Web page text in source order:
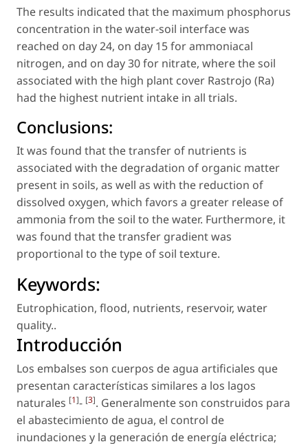
The results indicated that the maximum phosphorus
concentration in the water-soil interface was
reached on day 24, on day 15 for ammoniacal
nitrogen, and on day 30 for nitrate, where the soil
associated with the high plant cover Rastrojo (Ra)
had the highest nutrient intake in all trials.
Conclusions:
It was found that the transfer of nutrients is
associated with the degradation of organic matter
present in soils, as well as with the reduction of
dissolved oxygen, which favors a greater release of
ammonia from the soil to the water. Furthermore, it
was found that the transfer gradient was
proportional to the type of soil texture.
Keywords:
Eutrophication, flood, nutrients, reservoir, water
quality..
Introducción
Los embalses son cuerpos de agua artificiales que
presentan características similares a los lagos
naturales [1]- [3]. Generalmente son construidos para
el abastecimiento de agua, el control de
inundaciones y la generación de energía eléctrica;